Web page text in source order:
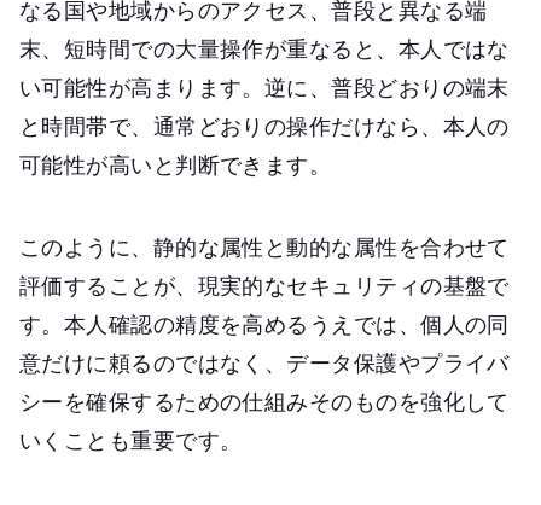
なる国や地域からのアクセス、普段と異なる端
末、短時間での大量操作が重なると、本人ではな
い可能性が高まります。逆に、普段どおりの端末
と時間帯で、通常どおりの操作だけなら、本人の
可能性が高いと判断できます。
このように、静的な属性と動的な属性を合わせて
評価することが、現実的なセキュリティの基盤で
す。本人確認の精度を高めるうえでは、個人の同
意だけに頼るのではなく、データ保護やプライバ
シーを確保するための仕組みそのものを強化して
いくことも重要です。